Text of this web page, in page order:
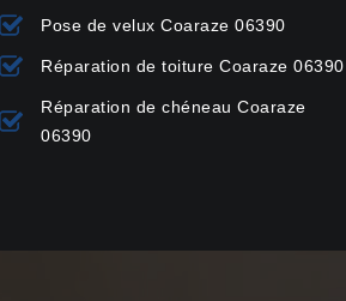
Pose de velux Coaraze 06390
Réparation de toiture Coaraze 06390
Réparation de chéneau Coaraze
06390